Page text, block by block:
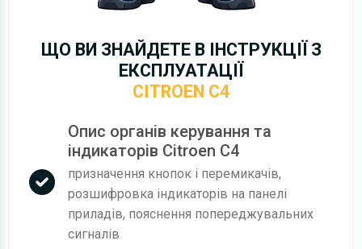
ЩО ВИ ЗНАЙДЕТЕ В ІНСТРУКЦІЇ З
ЕКСПЛУАТАЦІЇ
CITROEN C4
Опис органів керування та
індикаторів Citroen C4
призначення кнопок і перемикачів,
розшифровка індикаторів на панелі
приладів, пояснення попереджувальних
сигналів